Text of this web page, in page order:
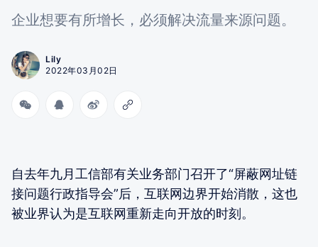
企业想要有所增长，必须解决流量来源问题。
Lily
2022年03月02日
自去年九月工信部有关业务部门召开了“屏蔽网址链
接问题行政指导会”后，互联网边界开始消散，这也
被业界认为是互联网重新走向开放的时刻。